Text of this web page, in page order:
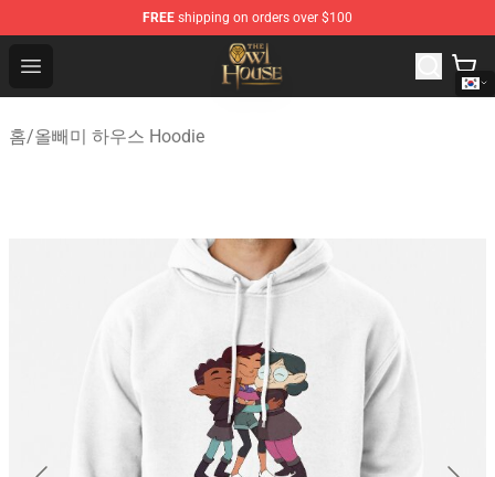
FREE shipping on orders over $100
Open menu
The Owl House Store - Official The Owl House
홈/올빼미 하우스 Hoodie